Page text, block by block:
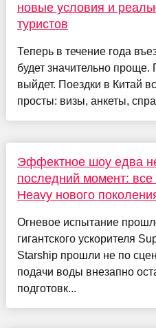
новые условия и
туристов
Теперь в течение года
будет значительно проще.
выйдет. Поездки в Китай
просты: визы, анкеты,
Эффектное шоу едва
последний момент: все
Heavy нового
Огневое испытание
гигантского ускорителя
Starship прошли не по
подачи воды внезапно
подготовк...